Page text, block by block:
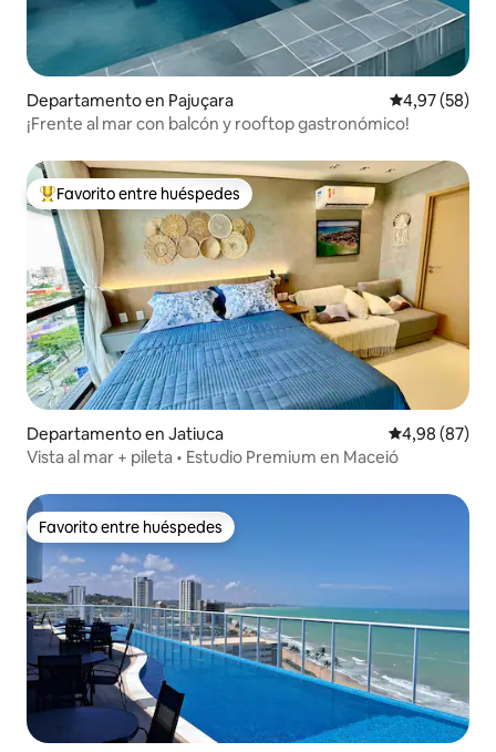
Departamento en Pajuçara Calificación
4,97 (58)
¡Frente al mar con balcón y rooftop gastronómico!
Favorito entre los huéspedes más destacados
Favorito entre huéspedes
Departamento en Jatiuca Calificación
4,98 (87)
Vista al mar + pileta • Estudio Premium en Maceió
Favorito entre huéspedes
Favorito entre huéspedes